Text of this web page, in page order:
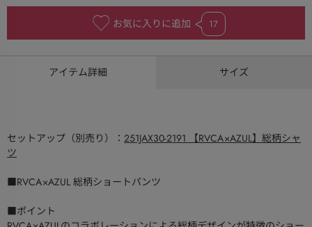
お気に入りに追加 17
アイテム詳細 サイズ
セットアップ（別売り）： 251JAX30-2191 【RVCA×AZUL】総柄シャ
ツ
■RVCA×AZUL 総柄ショートパンツ
■ポイント